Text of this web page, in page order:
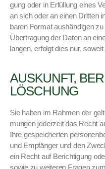
gung oder in Erfül­lung eines
an sich oder an einen Drit­ten
baren For­mat aushändi­gen
Über­tra­gung der Dat­en an
lan­gen, erfol­gt dies nur,
AUSKUNFT,
LÖSCHUNG
Sie haben im Rah­men der
mungen jed­erzeit das Recht
Ihre gespe­icherten
und Empfänger und den
ein Recht auf Berich­ti­gung
sowie zu weit­eren Fra­gen